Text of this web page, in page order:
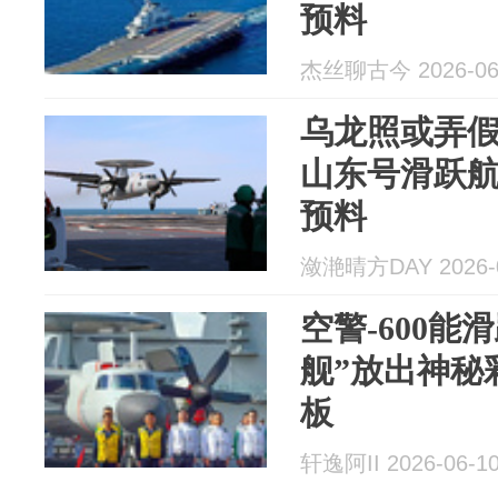
预料
杰丝聊古今 2026-
乌龙照或弄
山东号滑跃
预料
潋滟晴方DAY
空警-600能
舰”放出神秘
板
轩逸阿II 2026-06-